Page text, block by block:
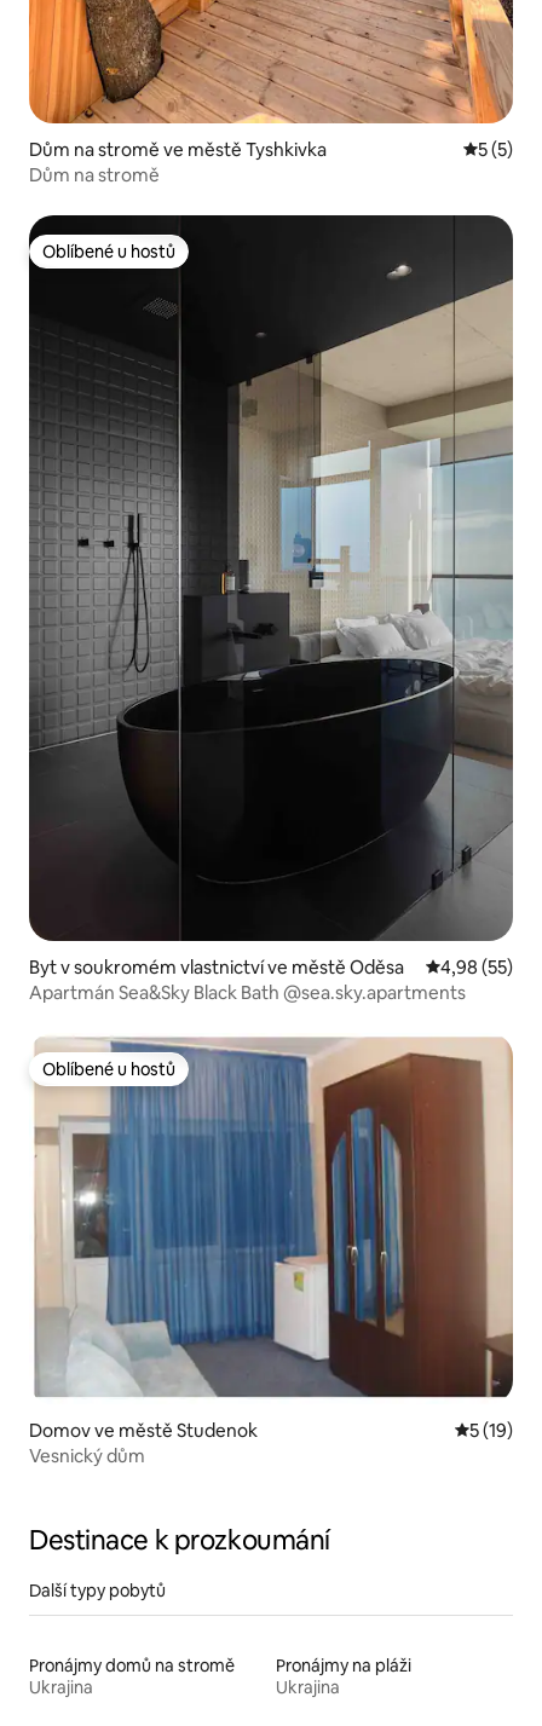
Dům na stromě ve městě Tyshkivka
5 (5)
Dům na stromě
Oblíbené u hostů
Oblíbené u hostů
Byt v soukromém vlastnictví ve městě Oděsa Průměrné
4,98 (55)
Apartmán Sea&Sky Black Bath @sea.sky.apartments
Oblíbené u hostů
Oblíbené u hostů
Domov ve městě Studenok Průměrné
5 (19)
Vesnický dům
Destinace k prozkoumání
Další typy pobytů
Pronájmy domů na stromě
Ukrajina
Pronájmy na pláži
Ukrajina